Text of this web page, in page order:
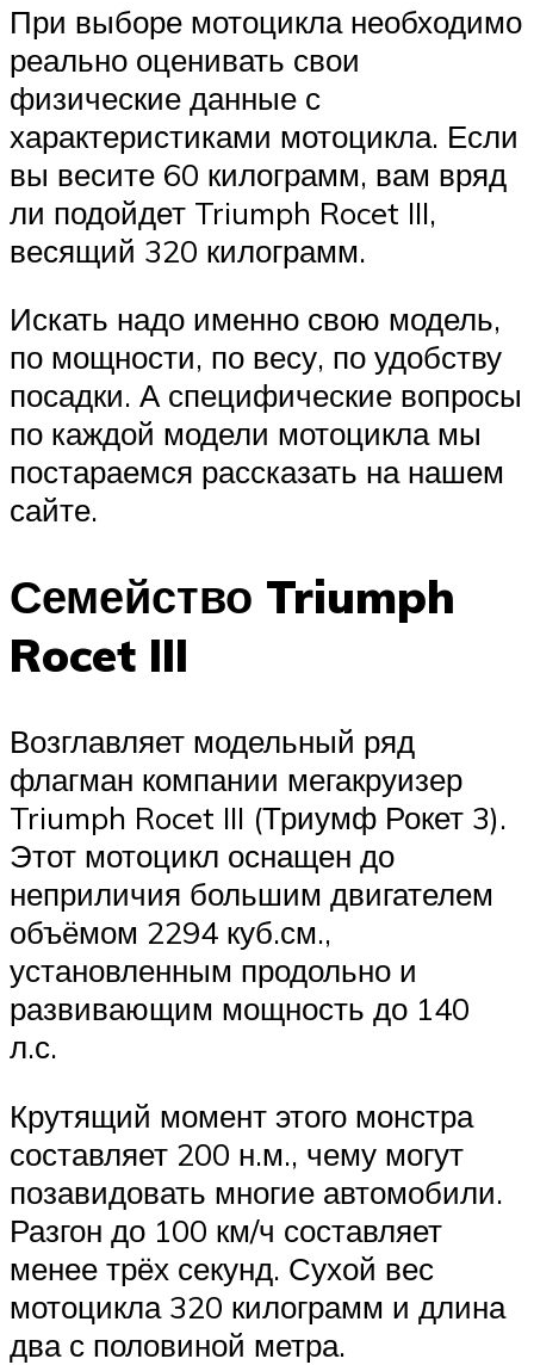
При выборе мотоцикла необходимо
реально оценивать свои
физические данные с
характеристиками мотоцикла. Если
вы весите 60 килограмм, вам вряд
ли подойдет Triumph Rocet III,
весящий 320 килограмм.
Искать надо именно свою модель,
по мощности, по весу, по удобству
посадки. А специфические вопросы
по каждой модели мотоцикла мы
постараемся рассказать на нашем
сайте.
Семейство Triumph
Rocet III
Возглавляет модельный ряд
флагман компании мегакруизер
Triumph Rocet III (Триумф Рокет 3).
Этот мотоцикл оснащен до
неприличия большим двигателем
объёмом 2294 куб.см.,
установленным продольно и
развивающим мощность до 140
л.с.
Крутящий момент этого монстра
составляет 200 н.м., чему могут
позавидовать многие автомобили.
Разгон до 100 км/ч составляет
менее трёх секунд. Сухой вес
мотоцикла 320 килограмм и длина
два с половиной метра.